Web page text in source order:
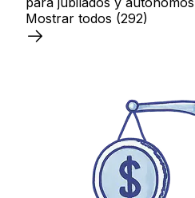
Mostrar todos (292)